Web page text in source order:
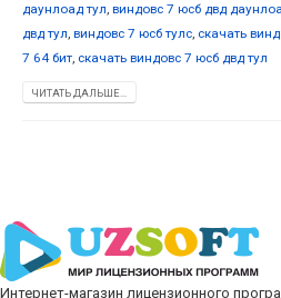
даунлоад тул, виндовс 7 юсб двд
двд тул, виндовс 7 юсб тулс, скачать
7 64 бит, скачать виндовс 7 юсб двд тул
ЧИТАТЬ ДАЛЬШЕ...
Интернет-магазин лицензионного